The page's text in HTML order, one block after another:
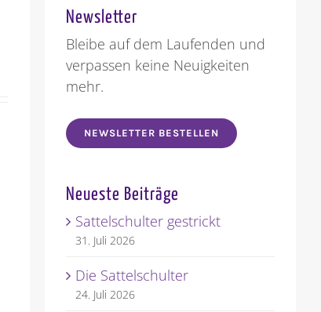
Newsletter
Bleibe auf dem Laufenden und
verpassen keine Neuigkeiten
mehr.
NEWSLETTER BESTELLEN
Neueste Beiträge
Sattelschulter gestrickt
31. Juli 2026
Die Sattelschulter
24. Juli 2026